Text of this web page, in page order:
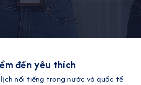
đến yêu thích
nổi tiếng trong nước và quốc tế